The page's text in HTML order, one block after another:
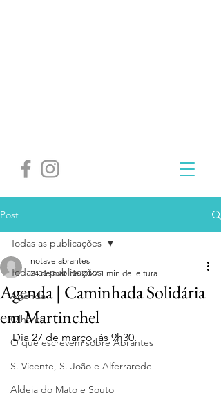
Post
Todas as publicações
Agenda
Olhares
O que escrevem sobre Abrantes
S. Vicente, S. João e Alferrarede
Aldeia do Mato e Souto
Todas as publicações
Agenda | Caminhada Solidária
em Martinchel
notavelabrantes
24 de mar. de 2022 1 min de leitura
Dia 27 de março, às 9h30.